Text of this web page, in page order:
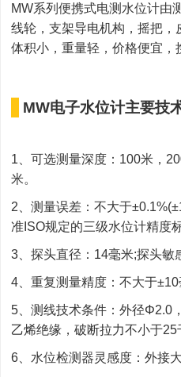
MW系列便携式电测水位计由
线轮，支架导电机构，摇把
体积小，重量轻，价格便宜，
MW电子水位计主要技
1、可选测量深度：100米，
米。
2、测量误差：不大于
准ISO规定的三级水位计精度
3、探头直径：14毫米;探头敏
4、重复测量精度：不大于±10
5、测线技术条件：外径Φ2.0
乙烯绝缘，破断拉力不小于25
6、水位检测器灵感度：外接